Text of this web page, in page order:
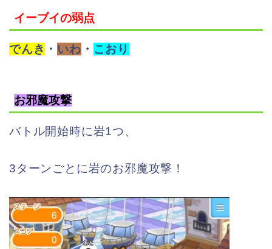
イーブイの弱点
でんき ・ いわ ・ こおり
お邪魔攻撃
バトル開始時に岩1つ、
3ターンごとに岩のお邪魔攻撃！